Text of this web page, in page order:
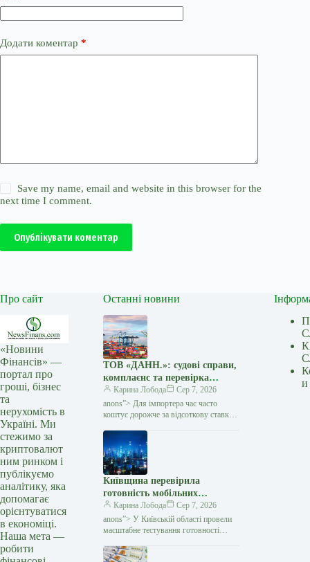
Додати коментар *
Save my name, email and website in this browser for the
next time I comment.
Опублікувати коментар
Про сайт
«Новини
Фінансів» —
портал про
гроші, бізнес
та
нерухомість в
Україні. Ми
стежимо за
криптовалют
ним ринком і
публікуємо
аналітику, яка
допомагає
орієнтуватися
в економіці.
Наша мета —
робити
Останні новини
ТОВ «ДАНН.»: судові справи,
комплаєнс та перевірка
міжнародних угод — Мінфін
Карина Лобода
Сер 7, 2026
anons”> Для імпортера час часто
коштує дорожче за відсоткову ставку:
потрібно запускати у виробництво,
а кожен день затримки…
Київщина перевірила
готовність мобільних
операторів до блекаутів —
Мінфін
Карина Лобода
Сер 7, 2026
anons”> У Київській області провели
масштабне тестування готовності
до роботи в умовах тривалих
и